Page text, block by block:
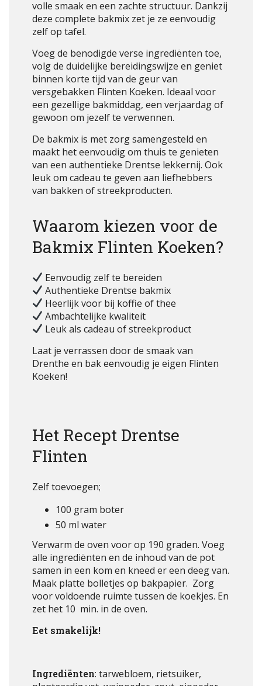
volle smaak en een zachte structuur. Dankzij
deze complete bakmix zet je ze eenvoudig
zelf op tafel.
Voeg de benodigde verse ingrediënten toe,
volg de duidelijke bereidingswijze en geniet
binnen korte tijd van de geur van
versgebakken Flinten Koeken. Ideaal voor
een gezellige bakmiddag, een verjaardag of
gewoon om jezelf te verwennen.
De bakmix is met zorg samengesteld en
maakt het eenvoudig om thuis te genieten
van een authentieke Drentse lekkernij. Ook
leuk om cadeau te geven aan liefhebbers
van bakken of streekproducten.
Waarom kiezen voor de
Bakmix Flinten Koeken?
Eenvoudig zelf te bereiden
Authentieke Drentse bakmix
Heerlijk voor bij koffie of thee
Ambachtelijke kwaliteit
Leuk als cadeau of streekproduct
Laat je verrassen door de smaak van
Drenthe en bak eenvoudig je eigen Flinten
Koeken!
Het Recept Drentse
Flinten
Zelf toevoegen;
100 gram boter
50 ml water
Verwarm de oven voor op 190 graden. Voeg
alle ingrediënten en de inhoud van de pot
samen in een kom en kneed er een deeg van.
Maak platte bolletjes op bakpapier. Zorg
voor voldoende ruimte tussen de koekjes. En
zet het 10 min. in de oven.
Eet smakelijk!
Ingrediënten: tarwebloem, rietsuiker,